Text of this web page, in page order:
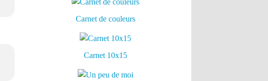
Carnet de couleurs
Carnet 10x15